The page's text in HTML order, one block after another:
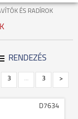
ÉS RADÍROK
RENDEZÉS
3 ... 3 >
D7634